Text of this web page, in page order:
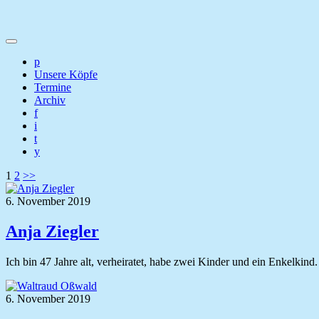
p
Unsere Köpfe
Termine
Archiv
f
i
t
y
Seitennummerierung
der
1 2 >>
6. November 2019
Anja Ziegler
Ich bin 47 Jahre alt, verheiratet, habe zwei Kinder und ein Enkelkind.
6. November 2019